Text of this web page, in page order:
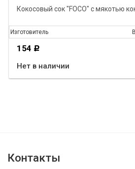
Кокосовый сок "FOCO" с мякотью
Изготовитель
154 Р
Нет в наличии
Контакты